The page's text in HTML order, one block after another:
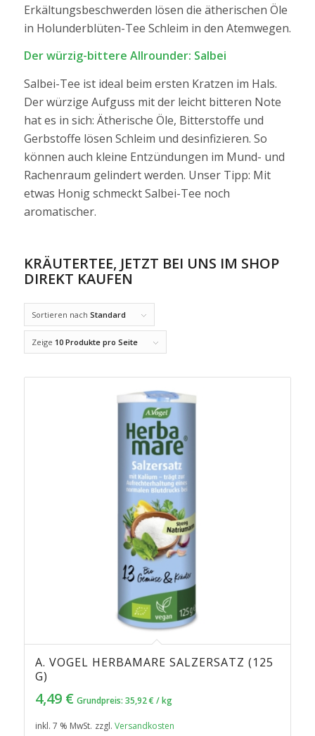
Erkältungsbeschwerden lösen die ätherischen Öle
in Holunderblüten-Tee Schleim in den Atemwegen.
Der würzig-bittere Allrounder: Salbei
Salbei-Tee ist ideal beim ersten Kratzen im Hals.
Der würzige Aufguss mit der leicht bitteren Note
hat es in sich: Ätherische Öle, Bitterstoffe und
Gerbstoffe lösen Schleim und desinfizieren. So
können auch kleine Entzündungen im Mund- und
Rachenraum gelindert werden. Unser Tipp: Mit
etwas Honigschmeckt Salbei-Tee noch
aromatischer.
KRÄUTERTEE, JETZT BEI UNS IM SHOP
DIREKT KAUFEN
Sortieren nach Standard
Zeige 10 Produkte pro Seite
A. VOGEL HERBAMARE SALZERSATZ (125
G)
4,49 € Grundpreis: 35,92€ /kg
inkl. 7 % MwSt. zzgl. Versandkosten